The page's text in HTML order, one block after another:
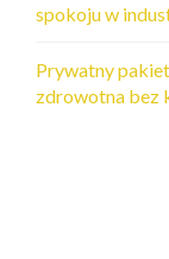
spokoju w
Prywatny
zdrowotna bez